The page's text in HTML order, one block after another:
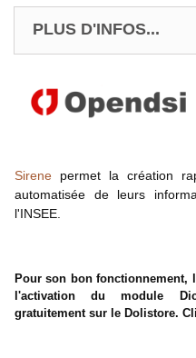
PLUS D'INFOS...
Sirene permet la création
automatisée de leurs
l'INSEE.
Pour son bon fonctionnement,
l'activation du module
gratuitement sur le Dolistore.